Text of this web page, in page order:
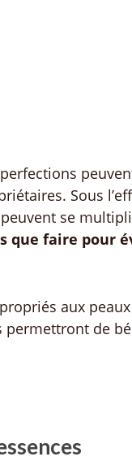
Sous
se
que faire pour
aux
permettront de